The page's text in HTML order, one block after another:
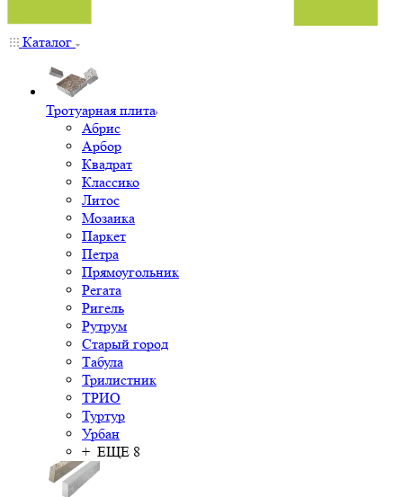
Каталог
Тротуарная плита
Абрис
Арбор
Квадрат
Классико
Литос
Мозаика
Паркет
Петра
Прямоугольник
Регата
Ригель
Рутрум
Старый город
Табула
Трилистник
ТРИО
Туртур
Урбан
+ ЕЩЕ 8